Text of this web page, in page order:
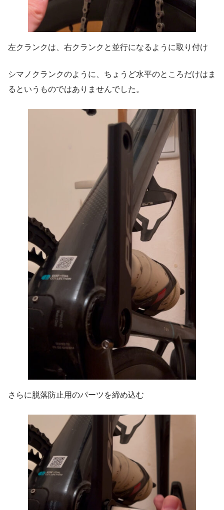
左クランクは、右クランクと並行になるように取り付け
シマノクランクのように、ちょうど水平のところだけはま
るというものではありませんでした。
さらに脱落防止用のパーツを締め込む